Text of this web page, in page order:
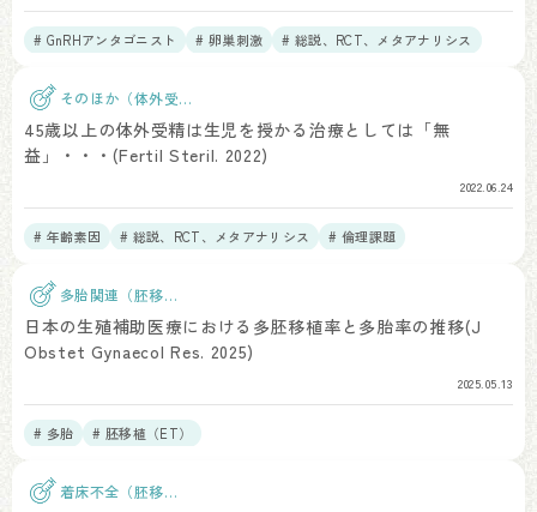
# GnRHアンタゴニスト # 卵巣刺激 # 総説、RCT、メタアナリシス
そのほか（体外受
45歳以上の体外受精は生児を授かる治療としては「無
益」・・・(Fertil Steril. 2022)
2022.06.24
# 年齢素因 # 総説、RCT、メタアナリシス # 倫理課題
多胎関連（胚移
植）
日本の生殖補助医療における多胚移植率と多胎率の推移(J
Obstet Gynaecol Res. 2025)
2025.05.13
# 多胎 # 胚移植（ET）
着床不全（胚移